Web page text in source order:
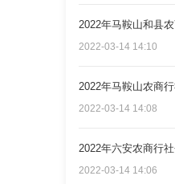
2022年马鞍山和县
2022-03-14 14:10
2022年马鞍山农商
2022-03-14 14:08
2022年六安农商行
2022-03-14 14:06